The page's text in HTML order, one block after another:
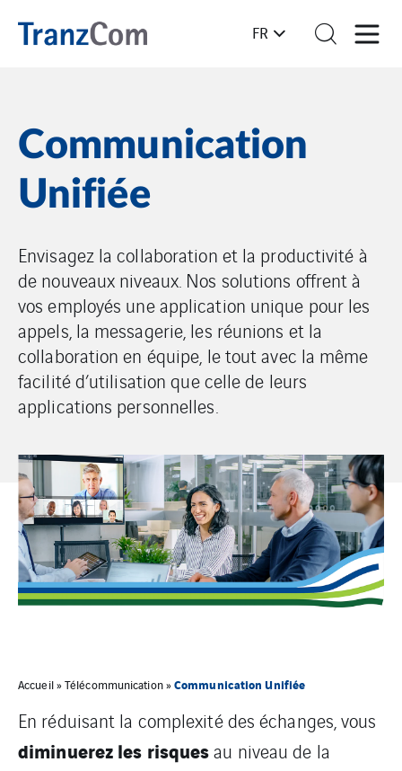
FR
Communication
Unifiée
Envisagez la collaboration et la productivité à
de nouveaux niveaux. Nos solutions offrent à
vos employés une application unique pour les
appels, la messagerie, les réunions et la
collaboration en équipe, le tout avec la même
facilité d’utilisation que celle de leurs
applications personnelles.
Accueil»Télécommunication»Communication Unifiée
En réduisant la complexité des échanges, vous
diminuerez les risquesau niveau de la